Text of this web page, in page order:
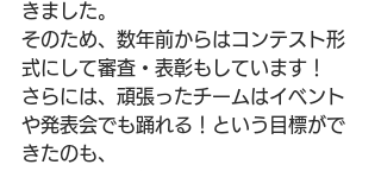
きました。
そのため、数年前からはコンテスト形
式にして審査・表彰もしています！
さらには、頑張ったチームはイベント
や発表会でも踊れる！という目標がで
きたのも、